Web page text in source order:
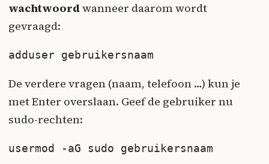
wachtwoordwanneer daarom wordt
gevraagd:
adduser gebruikersnaam
De verdere vragen (naam, telefoon …) kun je
met Enter overslaan. Geef de gebruiker nu
sudo-rechten:
usermod -aG sudo gebruikersnaam